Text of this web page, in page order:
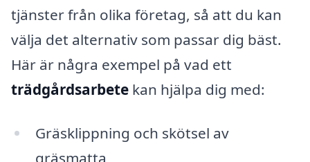
tjänster från olika företag, så att du kan
välja det alternativ som passar dig bäst.
Här är några exempel på vad ett
trädgårdsarbete kan hjälpa dig med:
Gräsklippning och skötsel av
gräsmatta